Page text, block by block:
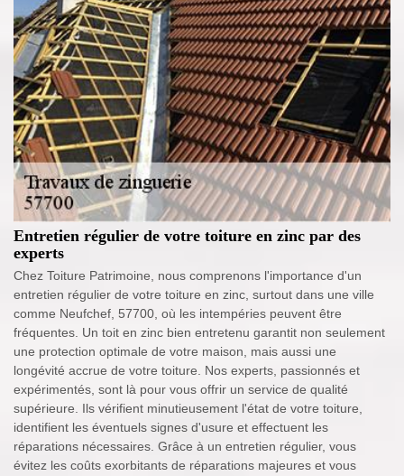
Entretien régulier de votre toiture en zinc par des
experts
Chez Toiture Patrimoine, nous comprenons l'importance d'un
entretien régulier de votre toiture en zinc, surtout dans une ville
comme Neufchef, 57700, où les intempéries peuvent être
fréquentes. Un toit en zinc bien entretenu garantit non seulement
une protection optimale de votre maison, mais aussi une
longévité accrue de votre toiture. Nos experts, passionnés et
expérimentés, sont là pour vous offrir un service de qualité
supérieure. Ils vérifient minutieusement l'état de votre toiture,
identifient les éventuels signes d'usure et effectuent les
réparations nécessaires. Grâce à un entretien régulier, vous
évitez les coûts exorbitants de réparations majeures et vous